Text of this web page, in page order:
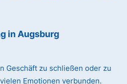
in Augsburg
Geschäft zu schließen oder zu
Emotionen verbunden.